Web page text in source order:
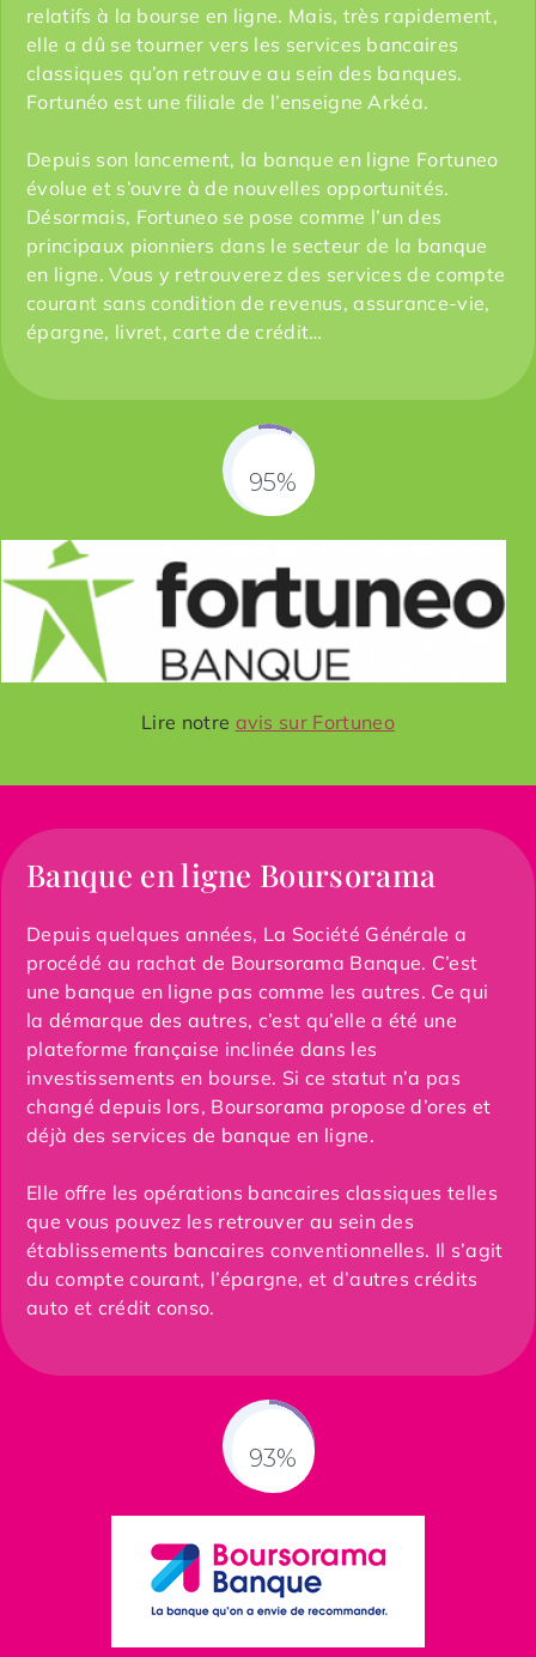
relatifs à la bourse en ligne. Mais, très rapidement,
elle a dû se tourner vers les services bancaires
classiques qu’on retrouve au sein des banques.
Fortunéo est une filiale de l’enseigne Arkéa.
Depuis son lancement, la banque en ligne Fortuneo
évolue et s’ouvre à de nouvelles opportunités.
Désormais, Fortuneo se pose comme l’un des
principaux pionniers dans le secteur de la banque
en ligne. Vous y retrouverez des services de compte
courant sans condition de revenus, assurance-vie,
épargne, livret, carte de crédit…
95%
Lire notre avis sur Fortuneo
Banque en ligne Boursorama
Depuis quelques années, La Société Générale a
procédé au rachat de Boursorama Banque. C’est
une banque en ligne pas comme les autres. Ce qui
la démarque des autres, c’est qu’elle a été une
plateforme française inclinée dans les
investissements en bourse. Si ce statut n’a pas
changé depuis lors, Boursorama propose d’ores et
déjà des services de banque en ligne.
Elle offre les opérations bancaires classiques telles
que vous pouvez les retrouver au sein des
établissements bancaires conventionnelles. Il s’agit
du compte courant, l’épargne, et d’autres crédits
auto et crédit conso.
93%